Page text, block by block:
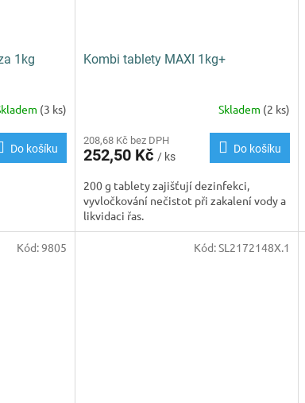
1kg
(3 ks)
Do košíku
Kombi tablety MAXI 1kg+
produktu
je
z
5
hvězdiček.
Skladem (2 ks)
208,68 Kč bez DPH
252,50 Kč / ks
Do košíku
200 g tablety zajišťují dezinfekci,
vyvločkování nečistot při zakalení vody a
likvidaci řas.
Kód:9805 Kód:SL2172148X.1